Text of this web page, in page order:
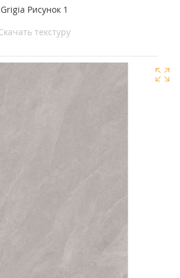
Grigia Рисунок 1
текстуру